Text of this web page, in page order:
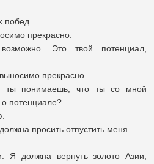
побед.
прекрасно.
Это твой потенциал,
прекрасно.
ты понимаешь, что ты со мной
о потенциале?
просить отпустить меня.
Я должна вернуть золото Азии,